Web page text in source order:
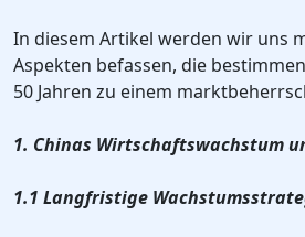
In diesem Artikel werden wir uns
Aspekten befassen, die
50 Jahren zu einem
1. Chinas Wirtschaftswachstum
1.1 Langfristige